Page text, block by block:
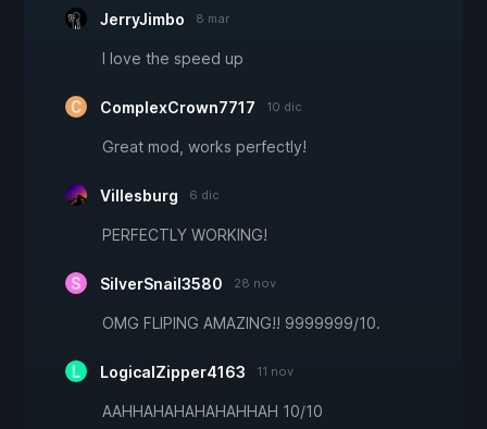
JerryJimbo 8 mar
I love the speed up
ComplexCrown7717 10 dic
Great mod, works perfectly!
Villesburg 6 dic
PERFECTLY WORKING!
SilverSnail3580 28 nov
OMG FLIPING AMAZING!! 9999999/10.
LogicalZipper4163 11 nov
AAHHAHAHAHAHAHHAH 10/10